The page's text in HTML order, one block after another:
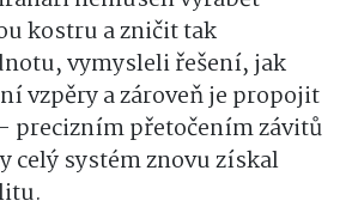
kostru a zničit tak
vymysleli řešení, jak
vzpěry a zároveň je propojit
precizním přetočením závitů
celý systém znovu získal